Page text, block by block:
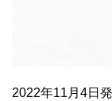
2022年11月4日